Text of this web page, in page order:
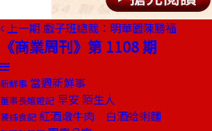
上一期 戲子班總裁：明華園陳勝福
《商業周刊》第 1108 期
新鮮事 當週新鮮事
董事長嬉遊記 早安 陌生人
饕姊食記 紅酒燉牛肉 白酒蛤蜊麵